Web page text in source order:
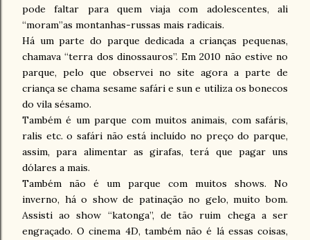
pode faltar para quem viaja com adolescentes, ali
“moram”as montanhas-russas mais radicais.
Há um parte do parque dedicada a crianças pequenas,
chamava “terra dos dinossauros”. Em 2010 não estive no
parque, pelo que observei no site agora a parte de
criança se chama sesame safári e sun e utiliza os bonecos
do vila sésamo.
Também é um parque com muitos animais, com safáris,
ralis etc. o safári não está incluído no preço do parque,
assim, para alimentar as girafas, terá que pagar uns
dólares a mais.
Também não é um parque com muitos shows. No
inverno, há o show de patinação no gelo, muito bom.
Assisti ao show “katonga”, de tão ruim chega a ser
engraçado. O cinema 4D, também não é lá essas coisas,